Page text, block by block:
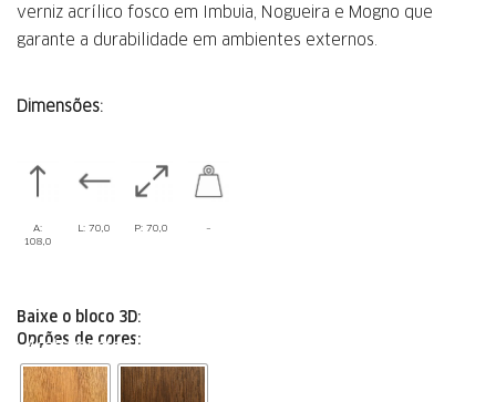
verniz acrílico fosco em Imbuia, Nogueira e Mogno que
garante a durabilidade em ambientes externos.
Dimensões:
A:
108,0
L: 70,0 P: 70,0 –
Baixe o bloco 3D:
Opções de cores:
Acabamentos Enjoy New 2024